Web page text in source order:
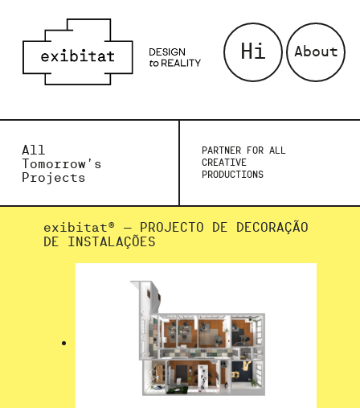
Hi About
All
Tomorrow’s
Projects
PARTNER FOR ALL
CREATIVE
PRODUCTIONS
exibitat® – PROJECTO DE DECORAÇÃO
DE INSTALAÇÕES